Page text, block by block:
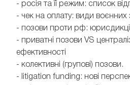
- росія та її режим: список
- чек на оплату: види
- позови проти рф:
- приватні позови VS
ефективності
- колективні (групові) позови.
- litigation funding: нові